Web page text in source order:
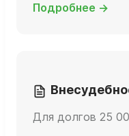
Подробнее →
Для долгов 25